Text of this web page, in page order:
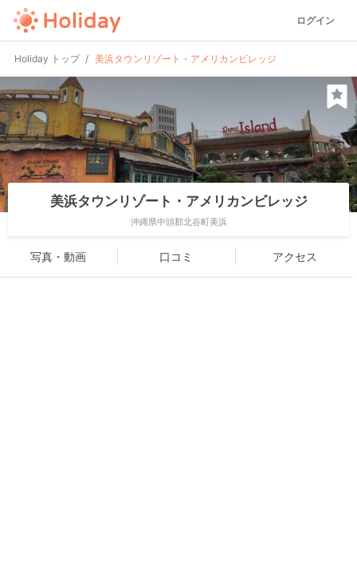
ログイン
Holiday トップ 美浜タウンリゾート・アメリカンビレッジ
美浜タウンリゾート・アメリカンビレッジ
沖縄県中頭郡北谷町美浜
写真・動画 口コミ アクセス